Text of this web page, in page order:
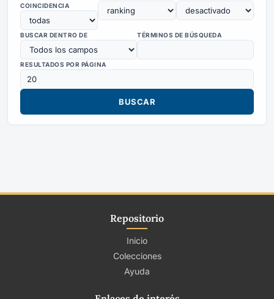
COINCIDENCIA
BUSCAR DENTRO DE
RESULTADOS POR PÁGINA
TÉRMINOS DE BÚSQUEDA
Repositorio
Inicio
Colecciones
Ayuda